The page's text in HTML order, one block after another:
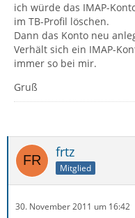
ich würde das IMAP-
im TB-Profil löschen.
Dann das Konto neu
Verhält sich ein IMAP-
immer so bei mir.
Gruß
frtz
Mitglied
30. November 2011 um 16:42